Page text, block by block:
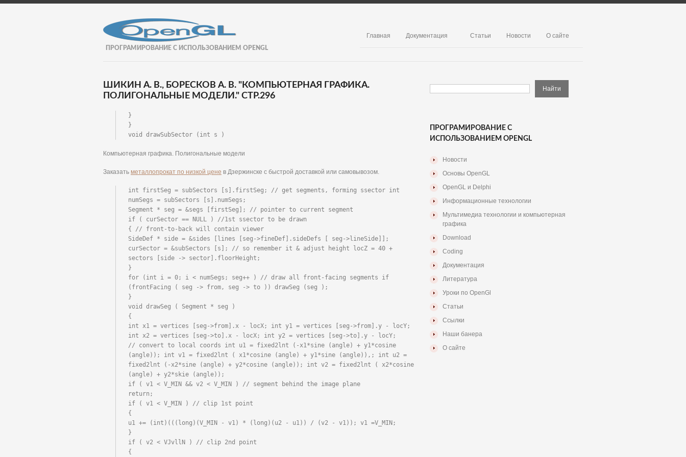
ПРОГРАМИРОВАНИЕ С ИСПОЛЬЗОВАНИЕМ OPENGL
Главная Документация Статьи Новости О сайте
ШИКИН А. В., БОРЕСКОВ А. В. "КОМПЬЮТЕРНАЯ ГРАФИКА.
ПОЛИГОНАЛЬНЫЕ МОДЕЛИ." СТР.296
}
}
void drawSubSector (int s )
Компьютерная графика. Полигональные модели
Заказать металлопрокат по низкой цене в Дзержинске с быстрой доставкой или самовывозом.
int firstSeg = subSectors [s].firstSeg; // get segments, forming ssector int
numSegs = subSectors [s].numSegs;
Segment * seg = &segs [firstSeg]; // pointer to current segment
if ( curSector == NULL ) //1st ssector to be drawn
{ // front-to-back will contain viewer
SideDef * side = &sides [lines [seg->fineDef].sideDefs [ seg->lineSide]];
curSector = &subSectors [s]; // so remember it & adjust height locZ = 40 +
sectors [side -> sector].floorHeight;
}
for (int i = 0; i < numSegs; seg++ ) // draw all front-facing segments if
(frontFacing ( seg -> from, seg -> to )) drawSeg (seg );
}
void drawSeg ( Segment * seg )
{
int x1 = vertices [seg->from].x - locX; int y1 = vertices [seg->from].y - locY;
int x2 = vertices [seg->to].x - locX; int y2 = vertices [seg->to].y - locY;
// convert to local coords int u1 = fixed2lnt (-x1*sine (angle) + y1*cosine
(angle)); int v1 = fixed2lnt ( x1*cosine (angle) + y1*sine (angle)),; int u2 =
fixed2lnt (-x2*sine (angle) + y2*cosine (angle)); int v2 = fixed2lnt ( x2*cosine
(angle) + y2*skie (angle));
if ( v1 < V_MIN && v2 < V_MIN ) // segment behind the image plane
return;
if ( v1 < V_MIN ) // clip 1st point
{
u1 += (int)(((long)(V_MIN - v1) * (long)(u2 - u1)) / (v2 - v1)); v1 =V_MIN;
}
if ( v2 < VJvllN ) // clip 2nd point
{
ПРОГРАМИРОВАНИЕ С
ИСПОЛЬЗОВАНИЕМ OPENGL
Новости
Основы OpenGL
OpenGL и Delphi
Информационные технологии
Мультимедиа технологии и компьютерная
графика
Download
Coding
Документация
Литература
Уроки по OpenGl
Статьи
Ссылки
Наши банера
О сайте